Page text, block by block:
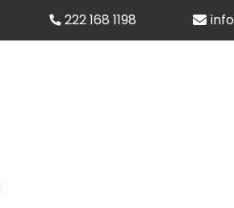
222 168 1198